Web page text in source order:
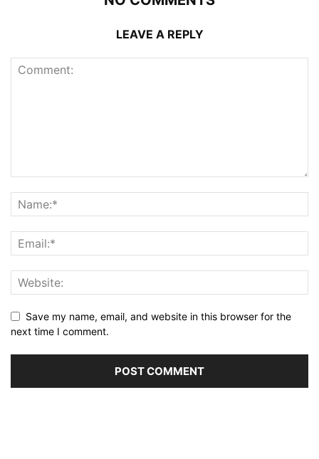
LEAVE A REPLY
Save my name, email, and website in this browser for the
next time I comment.